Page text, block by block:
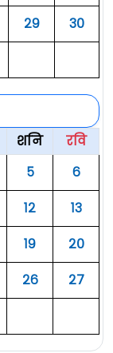
२९
३०
शनि
रवि
५
६
१२
१३
१९
२०
२६
२७